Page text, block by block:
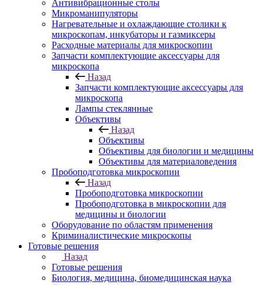
Антивибрационные столы
Микроманипуляторы
Нагревательные и охлаждающие столики к
микроскопам, инкубаторы и газмиксеры
Расходные материалы для микроскопии
Запчасти комплектующие аксессуары для
микроскопа
Назад
Запчасти комплектующие аксессуары для
микроскопа
Лампы стеклянные
Объективы
Назад
Объективы
Объективы для биологии и медицины
Объективы для материаловедения
Пробоподготовка микроскопии
Назад
Пробоподготовка микроскопии
Пробоподготовка в микроскопии для
медицины и биологии
Оборудование по областям применения
Криминалистические микроскопы
Готовые решения
Назад
Готовые решения
Биология, медицина, биомедицинская наука